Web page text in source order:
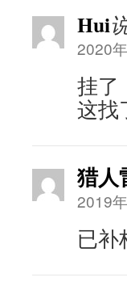
Hui
2020
挂了
这找
猎人
2019
已补